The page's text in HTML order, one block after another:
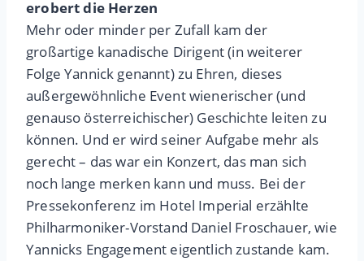
erobert die Herzen
Mehr oder minder per Zufall kam der
großartige kanadische Dirigent (in weiterer
Folge Yannick genannt) zu Ehren, dieses
außergewöhnliche Event wienerischer (und
genauso österreichischer) Geschichte leiten zu
können. Und er wird seiner Aufgabe mehr als
gerecht – das war ein Konzert, das man sich
noch lange merken kann und muss. Bei der
Pressekonferenz im Hotel Imperial erzählte
Philharmoniker-Vorstand Daniel Froschauer, wie
Yannicks Engagement eigentlich zustande kam.